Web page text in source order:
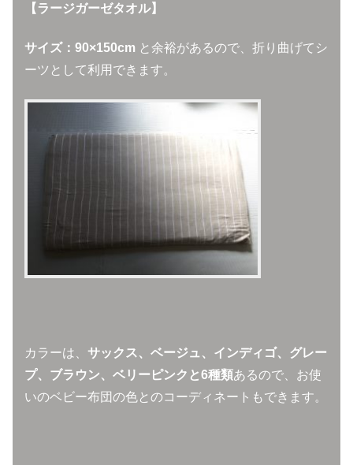
【ラージガーゼタオル】
サイズ：90×150cm と余裕があるので、折り曲げてシ
ーツとして利用できます。
カラーは、 サックス、ベージュ、インディゴ、グレー
プ、ブラウン、ベリーピンクと6種類あるので、お使
いのベビー布団の色とのコーディネートもできます。